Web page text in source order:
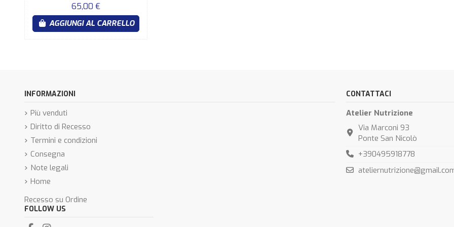
65,00 €
AGGIUNGI AL CARRELLO
INFORMAZIONI
Più venduti
Diritto di Recesso
Termini e condizioni
Consegna
Note legali
Home
CONTATTACI
Atelier Nutrizione
Via Marconi 93
Ponte San Nicolò
+390495918778
Recesso su Ordine
FOLLOW US